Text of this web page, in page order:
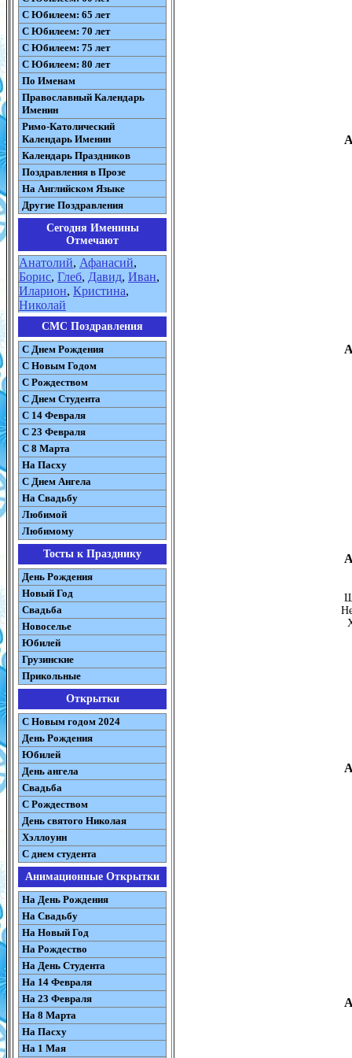
С Юбилеем: 65 лет
С Юбилеем: 70 лет
С Юбилеем: 75 лет
С Юбилеем: 80 лет
По Именам
Православный Календарь
Именин
Римо-Католический
Календарь Именин
Календарь Праздников
Поздравления в Прозе
На Английском Языке
Другие Поздравления
Сегодня Именины
Отмечают
Анатолий, Афанасий,
Борис, Глеб, Давид, Иван,
Иларион, Кристина,
Николай
СМС Поздравления
С Днем Рождения
С Новым Годом
С Рождеством
C Днем Студента
С 14 Февраля
С 23 Февраля
С 8 Марта
На Пасху
C Днем Ангела
На Свадьбу
Любимой
Любимому
Тосты к Празднику
День Рождения
Новый Год
Свадьба
Новоселье
Юбилей
Грузинские
Прикольные
Открытки
С Новым годом 2024
День Рождения
Юбилей
День ангела
Свадьба
С Рождеством
День святого Николая
Хэллоуин
С днем студента
Анимационные Открытки
На День Рождения
На Свадьбу
На Новый Год
На Рождество
На День Студента
На 14 Февраля
На 23 Февраля
На 8 Марта
На Пасху
На 1 Мая